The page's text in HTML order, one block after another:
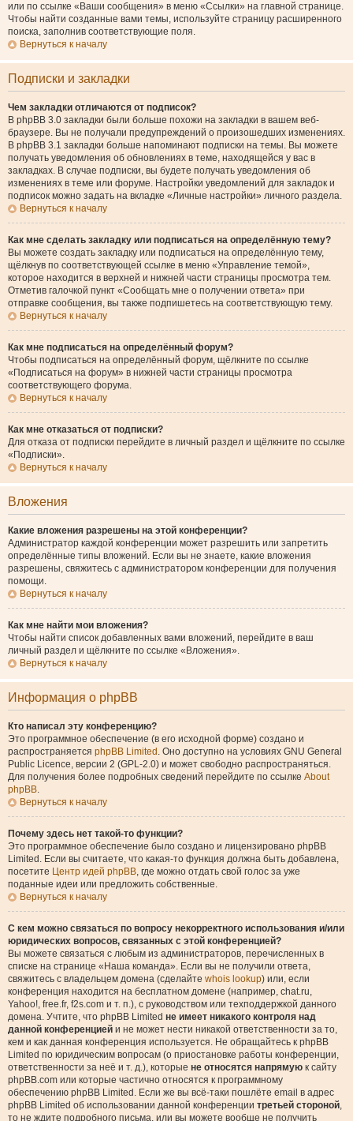
или по ссылке «Ваши сообщения» в меню «Ссылки» на главной странице.
Чтобы найти созданные вами темы, используйте страницу расширенного
поиска, заполнив соответствующие поля.
Вернуться к началу
Подписки и закладки
Чем закладки отличаются от подписок?
В phpBB 3.0 закладки были больше похожи на закладки в вашем веб-
браузере. Вы не получали предупреждений о произошедших изменениях.
В phpBB 3.1 закладки больше напоминают подписки на темы. Вы можете
получать уведомления об обновлениях в теме, находящейся у вас в
закладках. В случае подписки, вы будете получать уведомления об
изменениях в теме или форуме. Настройки уведомлений для закладок и
подписок можно задать на вкладке «Личные настройки» личного раздела.
Вернуться к началу
Как мне сделать закладку или подписаться на определённую тему?
Вы можете создать закладку или подписаться на определённую тему,
щёлкнув по соответствующей ссылке в меню «Управление темой»,
которое находится в верхней и нижней части страницы просмотра тем.
Отметив галочкой пункт «Сообщать мне о получении ответа» при
отправке сообщения, вы также подпишетесь на соответствующую тему.
Вернуться к началу
Как мне подписаться на определённый форум?
Чтобы подписаться на определённый форум, щёлкните по ссылке
«Подписаться на форум» в нижней части страницы просмотра
соответствующего форума.
Вернуться к началу
Как мне отказаться от подписки?
Для отказа от подписки перейдите в личный раздел и щёлкните по ссылке
«Подписки».
Вернуться к началу
Вложения
Какие вложения разрешены на этой конференции?
Администратор каждой конференции может разрешить или запретить
определённые типы вложений. Если вы не знаете, какие вложения
разрешены, свяжитесь с администратором конференции для получения
помощи.
Вернуться к началу
Как мне найти мои вложения?
Чтобы найти список добавленных вами вложений, перейдите в ваш
личный раздел и щёлкните по ссылке «Вложения».
Вернуться к началу
Информация о phpBB
Кто написал эту конференцию?
Это программное обеспечение (в его исходной форме) создано и
распространяется phpBB Limited . Оно доступно на условиях GNU General
Public Licence, версии 2 (GPL-2.0) и может свободно распространяться.
Для получения более подробных сведений перейдите по ссылке About
phpBB.
Вернуться к началу
Почему здесь нет такой-то функции?
Это программное обеспечение было создано и лицензировано phpBB
Limited. Если вы считаете, что какая-то функция должна быть добавлена,
посетите Центр идей phpBB, где можно отдать свой голос за уже
поданные идеи или предложить собственные.
Вернуться к началу
С кем можно связаться по вопросу некорректного использования и/или
юридических вопросов, связанных с этой конференцией?
Вы можете связаться с любым из администраторов, перечисленных в
списке на странице «Наша команда». Если вы не получили ответа,
свяжитесь с владельцем домена (сделайте whois lookup) или, если
конференция находится на бесплатном домене (например, chat.ru,
Yahoo!, free.fr, f2s.com и т. п.), с руководством или техподдержкой данного
домена. Учтите, что phpBB Limited не имеет никакого контроля над
данной конференцией и не может нести никакой ответственности за то,
кем и как данная конференция используется. Не обращайтесь к phpBB
Limited по юридическим вопросам (о приостановке работы конференции,
ответственности за неё и т. д.), которые не относятся напрямую к сайту
phpBB.com или которые частично относятся к программному
обеспечению phpBB Limited. Если же вы всё-таки пошлёте email в адрес
phpBB Limited об использовании данной конференции третьей стороной,
то не ждите подробного письма, или вы можете вообще не получить